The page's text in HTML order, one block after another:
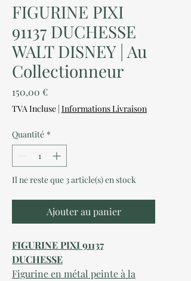
FIGURINE PIXI
91137 DUCHESSE
WALT DISNEY | Au
Collectionneur
150,00 €Prix
TVA Incluse | Informations Livraison
Quantité *
Il ne reste que 3 article(s) en stock
Ajouter au panier
FIGURINE PIXI 91137
DUCHESSE
Figurine en métal peinte à la